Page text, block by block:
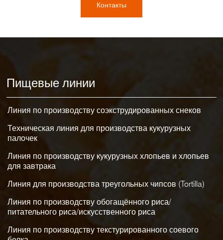
Контакты
Пищевые линии
Линия по производству соэкструдированных снеков
Техническая линия для производства кукурузных
палочек
Линия по производству кукурузных хлопьев и хлопьев
для завтрака
Линия для производства треугольных чипсов (Tortilla)
Линия по производству обогащённого риса/
питательного риса/искусственного риса
Линия по производству текстурированного соевого